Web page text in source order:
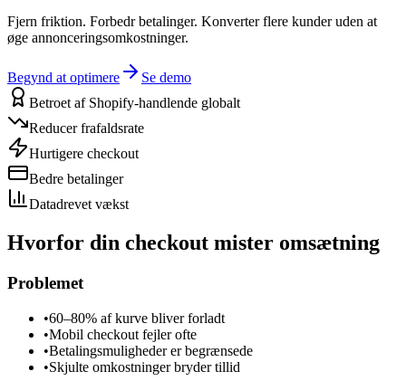
Fjern friktion. Forbedr betalinger. Konverter flere kunder uden at
øge annonceringsomkostninger.
Begynd at optimere
Se demo
Betroet af Shopify-handlende globalt
Reducer frafaldsrate
Hurtigere checkout
Bedre betalinger
Datadrevet vækst
Hvorfor din checkout mister omsætning
Problemet
•60–80% af kurve bliver forladt
•Mobil checkout fejler ofte
•Betalingsmuligheder er begrænsede
•Skjulte omkostninger bryder tillid